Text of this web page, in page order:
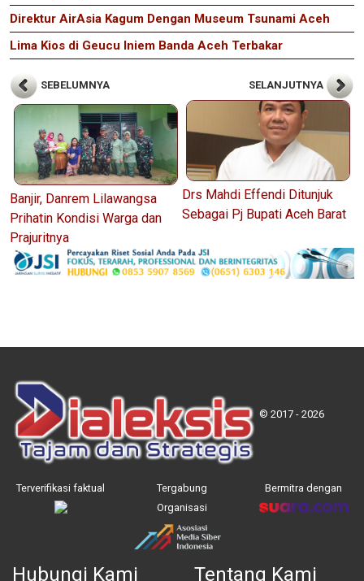
Direktur AirAsia Kagum Dengan Museum Tsunami Aceh
Lima Kios di Geucu Iniem Banda Aceh Terbakar
SEBELUMNYA
Banjir, Danrem Lilawangsa
Prihatin Kondisi Warga dan
Prajuritnya
SELANJUTNYA
Drs Mahdi Effendi Ditunjuk
Sebagai Pj Bupati Aceh Barat
© 2017 - 2026
Terverifikasi faktual
Tergabung
Organisasi
Bermitra dengan
Hubungi Kami Tentang Kami